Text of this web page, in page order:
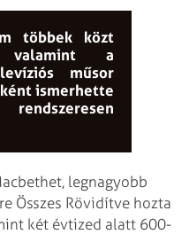
többek közt
valamint a
műsor
ismerhette
legnagyobb
Összes Rövidítve hozta
két évtized alatt 600-